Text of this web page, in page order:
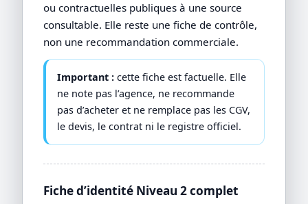
ou contractuelles publiques à une source
consultable. Elle reste une fiche de contrôle,
non une recommandation commerciale.
Important : cette fiche est factuelle. Elle
ne note pas l’agence, ne recommande
pas d’acheter et ne remplace pas les CGV,
le devis, le contrat ni le registre officiel.
Fiche d’identité Niveau 2 complet